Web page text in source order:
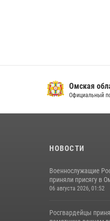
Омская
Официальный
НОВОСТИ
Военнослужащие
приняли присягу в
06 августа 2026, 01:52
Росгвардейцы